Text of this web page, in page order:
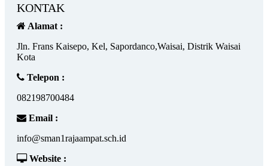
KONTAK
Alamat :
Jln. Frans Kaisepo, Kel, Sapordanco,Waisai, Distrik Waisai
Kota
Telepon :
082198700484
Email :
info@sman1rajaampat.sch.id
Website :